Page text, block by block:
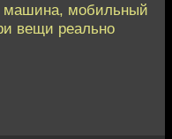
машина, мобильный
вещи реально